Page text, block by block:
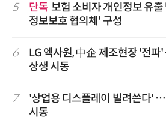
5 단독 보험 소비자 개인정보 유
정보보호 협의체' 구성
6
LG 엑사원, 中企 제조현장 '전
상생 시동
7
'상업용 디스플레이 빌려쓴다'
시동